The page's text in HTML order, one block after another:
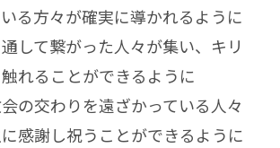
る方々が確実に導かれるように
して繋がった人々が集い、キリ
れることができるように
の交わりを遠ざかっている人々
感謝し祝うことができるように